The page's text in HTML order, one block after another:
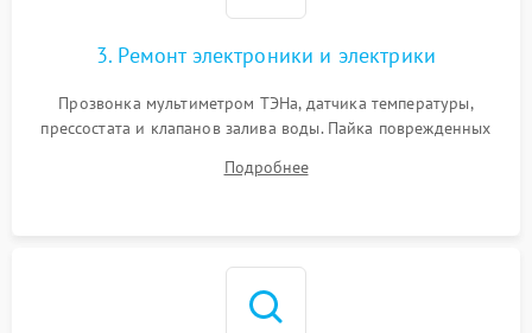
3. Ремонт электроники и электрики
Прозвонка мультиметром ТЭНа, датчика температуры,
прессостата и клапанов залива воды. Пайка поврежденных
Восстановление целостности проводки и контактов.
Подробнее